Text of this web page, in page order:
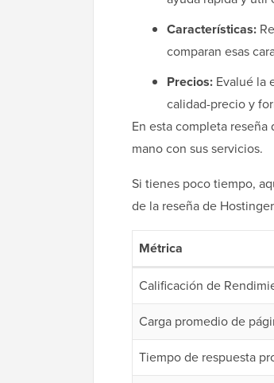
Características:
comparan esas
Precios: Evalué la
calidad-precio y
En esta completa
mano con sus servicios.
Si tienes poco tiempo,
de la reseña de
Métrica
Calificación de
Carga promedio de
Tiempo de respuesta